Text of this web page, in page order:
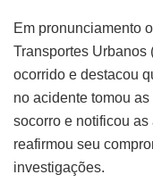
Em pronunciamento
Transportes Urbanos
ocorrido e destacou
no acidente tomou
socorro e notificou
reafirmou seu
investigações.